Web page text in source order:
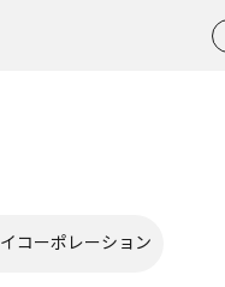
コーポレーション